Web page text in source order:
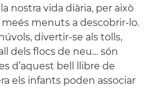
nostra vida diària, per això
menuts a descobrir-lo.
divertir-se als tolls,
dels flocs de neu… són
d’aquest bell llibre de
els infants poden associar